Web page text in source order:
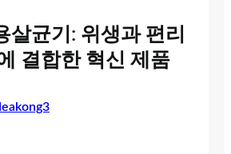
살균기: 위생과 편리
결합한 혁신 제품